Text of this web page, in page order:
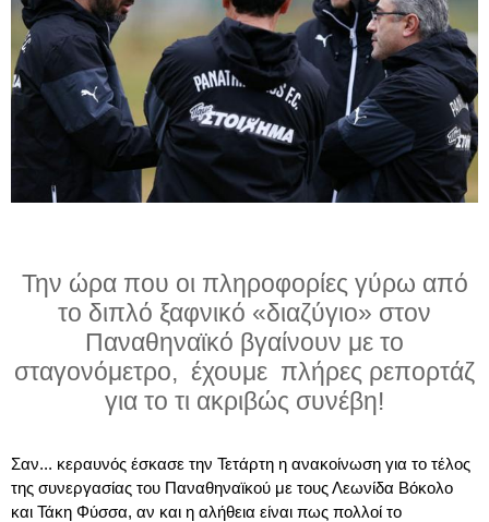
Την ώρα που οι πληροφορίες γύρω από
το διπλό ξαφνικό «διαζύγιο» στον
Παναθηναϊκό βγαίνουν με το
σταγονόμετρο, έχουμε πλήρες ρεπορτάζ
για το τι ακριβώς συνέβη!
Σαν... κεραυνός έσκασε την Τετάρτη η ανακοίνωση για το τέλος
της συνεργασίας του Παναθηναϊκού με τους Λεωνίδα Βόκολο
και Τάκη Φύσσα, αν και η αλήθεια είναι πως πολλοί το